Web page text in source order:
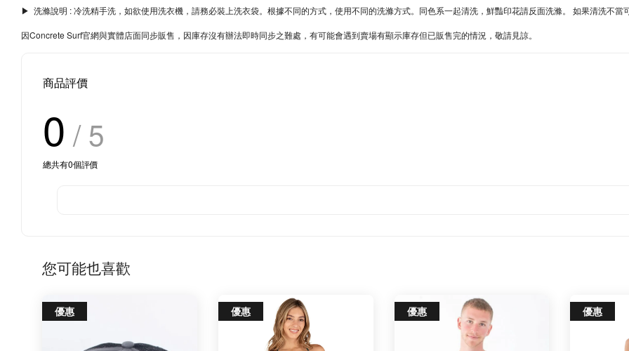
▶︎ 洗滌說明 : 冷洗精手洗，如欲使用洗衣機，請務必裝上洗衣袋。根據不同的方式，使用不同的洗滌方式。同色系一起清洗，鮮豔印花請反面洗滌。 如果清洗不當
因Concrete Surf官網與實體店面同步販售，因庫存沒有辦法即時同步之難處，有可能會遇到賣場有顯示庫存但已販售完的情況，敬請見諒。
商品評價
0 / 5
總共有0個評價
您可能也喜歡
優惠 優惠 優惠 優惠